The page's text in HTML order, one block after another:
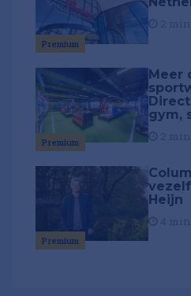
Premium
Premium
Meer
gym,
Premium
Heijn